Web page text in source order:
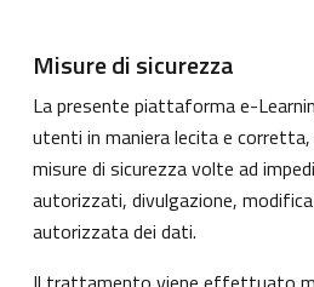
Misure di sicurezza
La presente piattaforma e-
utenti in maniera lecita e
misure di sicurezza volte ad
autorizzati, divulgazione,
autorizzata dei dati.